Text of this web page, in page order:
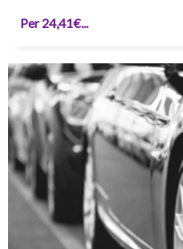
Per 24,41€...